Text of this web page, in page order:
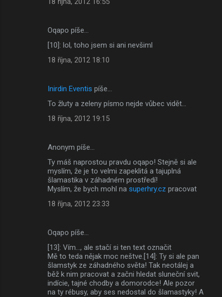
Oqapo píše…
[10]: lol, toho jsem si ani nevšiml
18 října, 2012 18:10
Inirdin Eventis píše…
To žluty a zeleny písmo nejde vůbec vidět...
18 října, 2012 19:15
Anonym píše…
Ty máš naprostou pravdu oqapo! Stejně si ale
myslím, že je to velmi zapeklitá a tajuplná
šlamastika v záhadném prostředí!
Myslím, že bych mohl na superhry.cz pracovat
18 října, 2012 23:33
Oqapo píše…
[13]: Vím..., ale stačí si ten text označit
Mě to teda nějak moc neštve.[14]: Ty si ale pan
šlamstyk ze záhadného světa! Tak neotálej a
běž k nim pracovat a začni hledat sluneční svit,
indície, tajné chodby a domorodce! Ale pozor
na ty rébusy, aby ses nedostal do šlamastyky! A